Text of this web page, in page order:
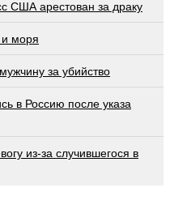
США арестован за драку
и моря
за убийство
в Россию после указа
из-за случившегося в